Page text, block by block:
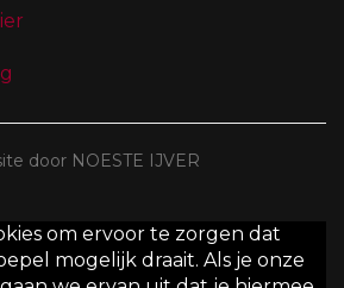
door NOESTE IJVER
om ervoor te zorgen dat
mogelijk draait. Als je onze